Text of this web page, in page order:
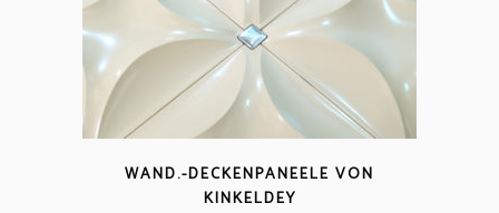
WAND.-DECKENPANEELE VON
KINKELDEY